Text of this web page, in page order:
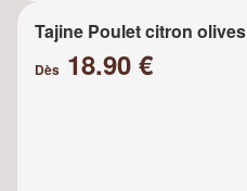
Tajine Poulet citron olives
Dès 18.90 €